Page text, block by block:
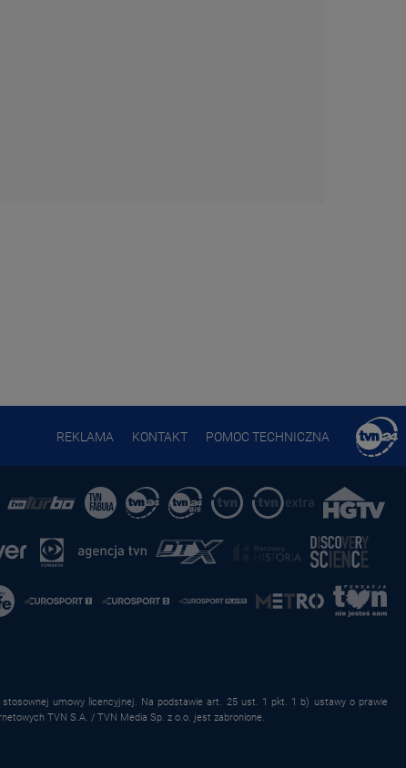
REKLAMA KONTAKT POMOC TECHNICZNA
umowy licencyjnej. Na podstawie art. 25 ust. 1 pkt. 1 b) ustawy o prawie
TVN S.A. / TVN Media Sp. z o.o. jest zabronione.